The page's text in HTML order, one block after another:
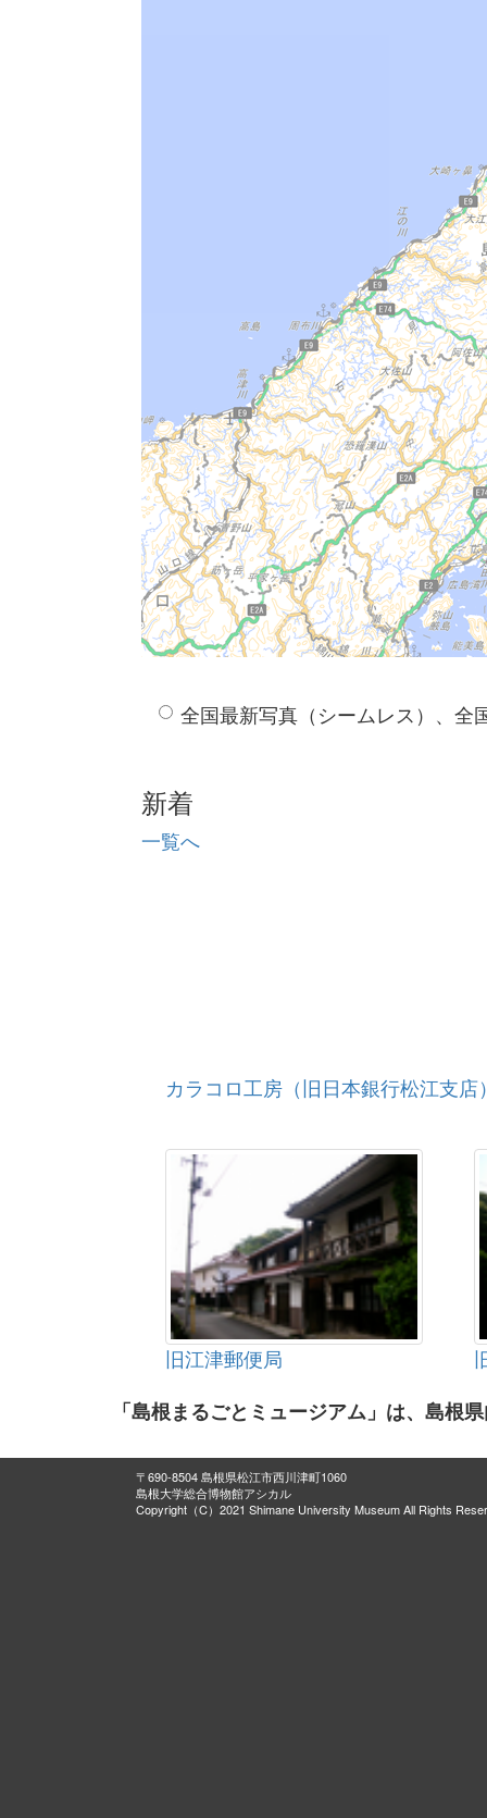
全国最新写真（シームレス）、全
新着
一覧へ
カラコロ工房（旧日本銀行松江支店
旧江津郵便局
「島根まるごとミュージアム」は、島根
〒690-8504 島根県松江市西川津町1060
島根大学総合博物館アシカル
Copyright（C）2021 Shimane University Museum All Rights